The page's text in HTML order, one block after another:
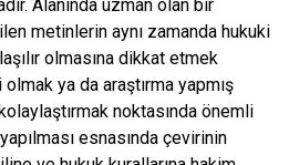
Alanında uzman olan bir
metinlerin aynı zamanda hukuki
olmasına dikkat etmek
ya da araştırma yapmış
noktasında önemli
esnasında çevirinin